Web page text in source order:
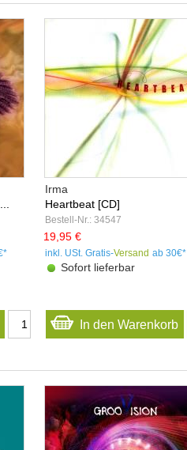
Irma
Heartbeat [CD]
Bestell-Nr.: 34547
19,95 €
inkl. USt. Gratis-Versand ab 30€*
Sofort lieferbar
In den Warenkorb